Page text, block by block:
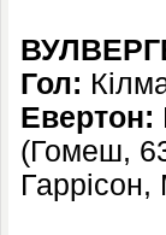
Гол:
Евертон:
(Гомеш,